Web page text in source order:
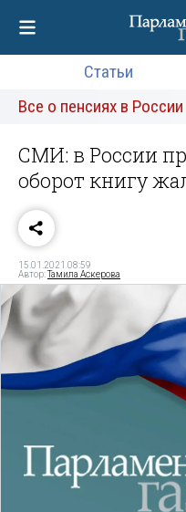
Статьи
Все о пенсиях в России
СМИ: в России
оборот книгу
15.01.2021 08:59
Автор:Тамила Аскерова